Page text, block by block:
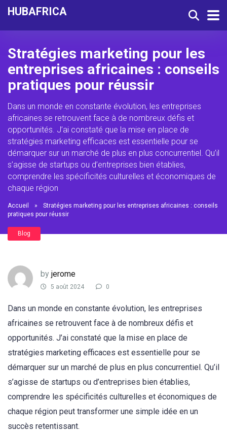
HUBAFRICA
Stratégies marketing pour les
entreprises africaines : conseils
pratiques pour réussir
Dans un monde en constante évolution, les entreprises
africaines se retrouvent face à de nombreux défis et
opportunités. J’ai constaté que la mise en place de
stratégies marketing efficaces est essentielle pour se
démarquer sur un marché de plus en plus concurrentiel. Qu’il
s’agisse de startups ou d’entreprises bien établies,
comprendre les spécificités culturelles et économiques de
chaque région
Accueil »
Stratégies marketing pour les entreprises africaines : conseils
pratiques pour réussir
Blog
by jerome
5 août 2024 0
Dans un monde en constante évolution, les entreprises
africaines se retrouvent face à de nombreux défis et
opportunités. J’ai constaté que la mise en place de
stratégies marketing efficaces est essentielle pour se
démarquer sur un marché de plus en plus concurrentiel. Qu’il
s’agisse de startups ou d’entreprises bien établies,
comprendre les spécificités culturelles et économiques de
chaque région peut transformer une simple idée en un
succès retentissant.